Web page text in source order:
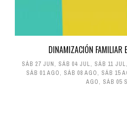
DINAMIZACIÓN FAMILIAR
SÁB 27 JUN, SÁB 04 JUL, SÁB 11 JUL,
SÁB 01 AGO, SÁB 08 AGO, SÁB 15
AGO, SÁB 05